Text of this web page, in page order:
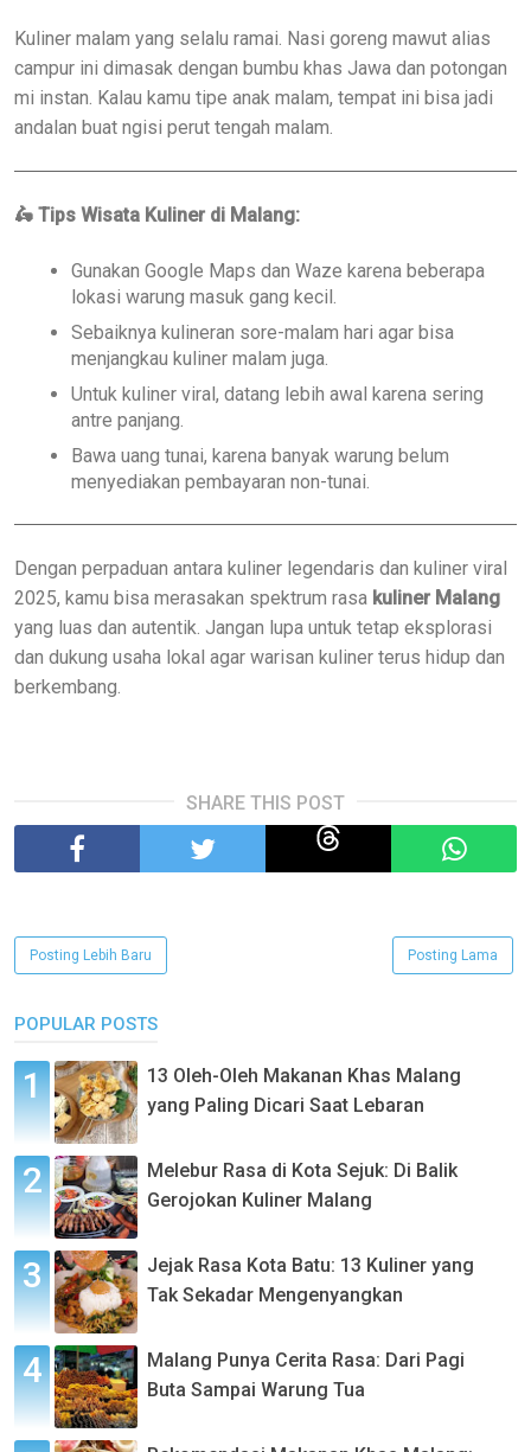
Kuliner malam yang selalu ramai. Nasi goreng mawut alias
campur ini dimasak dengan bumbu khas Jawa dan potongan
mi instan. Kalau kamu tipe anak malam, tempat ini bisa jadi
andalan buat ngisi perut tengah malam.
🛵 Tips Wisata Kuliner di Malang:
Gunakan Google Maps dan Waze karena beberapa
lokasi warung masuk gang kecil.
Sebaiknya kulineran sore-malam hari agar bisa
menjangkau kuliner malam juga.
Untuk kuliner viral, datang lebih awal karena sering
antre panjang.
Bawa uang tunai, karena banyak warung belum
menyediakan pembayaran non-tunai.
Dengan perpaduan antara kuliner legendaris dan kuliner viral
2025, kamu bisa merasakan spektrum rasa kuliner Malang
yang luas dan autentik. Jangan lupa untuk tetap eksplorasi
dan dukung usaha lokal agar warisan kuliner terus hidup dan
berkembang.
SHARE THIS POST
Posting Lebih Baru Posting Lama
POPULAR POSTS
13 Oleh-Oleh Makanan Khas Malang
yang Paling Dicari Saat Lebaran
Melebur Rasa di Kota Sejuk: Di Balik
Gerojokan Kuliner Malang
Jejak Rasa Kota Batu: 13 Kuliner yang
Tak Sekadar Mengenyangkan
Malang Punya Cerita Rasa: Dari Pagi
Buta Sampai Warung Tua